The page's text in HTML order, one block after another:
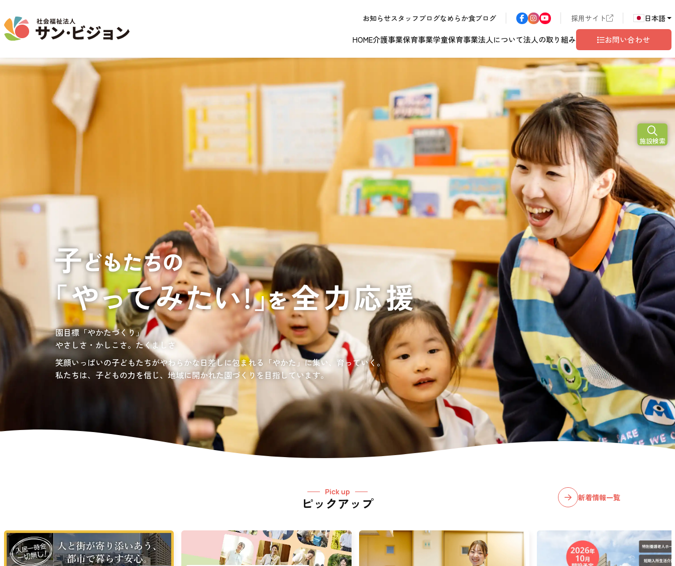
お知らせスタッフブログなめらか食ブログ 採用サイト 日本語
HOME介護事業
介護事業
江南エリア 岐阜エリア 長野エリア 東京都世田谷
複数条件検索
介護の相談に乗ってもらいたい
リハビリを受けたい
高齢者向けの部屋を借りたい
施設等に入所して介護、リハビリを受けたい
施設等に短期宿泊して介護、
施設等に通って介護、リハビリを受けたい
自宅に訪問してもらって
介護、リハビリを受けたい
通いや短期宿泊を組み合わせて介護、
リハビリを受けたい
福祉器具（車いす・ベッド等）を利用したい
認定こども園、保育園、学童を利用したい
保育事業
保育事業
ジョイフル守山保育園 ジョイフルドーム前こども園 ジョイフル多治見こども園
サン・サンこども園
グレイスフル塩尻
学童保育事業
学童保育事業
サン・サンスクール
東山公園
法人について
法人について
法人概要 / 組織図 理念 / クレド ロゴマークの由来
施設一覧 法人沿革 処遇改善加算について
法人の取り組み
法人の取り組み
活動報告 ノーリフティングポリシー 介護記録システム 地域共生
サンサンワイナリー サンサン研修センター 福祉リンク集
お問い合わせ
お問い合わせ
お問い合わせ一覧
ボランティアに関する
退職者実務経歴書
発行申請
ハラスメント
相談窓口
負担の少ない介護、ふれあいを大切にする介護、笑顔が溢れている介護を目指して。
愛知・岐阜・長野の3県下で38施設・151事業所の介護関連事業所を運営する
社会福祉法人サン・ビジョンでは、今後ますます高まる介護ニーズに幅広く対応していきます。
園目標「やかたづくり」
やさしさ・かしこさ。たくましさ
笑顔いっぱいの子どもたちがやわらかな日差しに包まれる「やかた」に集い、育っていく。
私たちは、子どもの力を信じ、地域に開かれた園づくりを目指しています。
サンサン・スクール東山公園では、小学生の児童が放課後安心して過ごせる環境を提供するとともに、
宿題・クラブ活動(英語・習字・選択)などの学習面にも力を入れて行っている学童保育所です。
NEW OPEN
2026年
10月
開設予定
通所介護
居宅介護支援
グレイスフル砧公園
東京都世田谷区大蔵3丁目4番12号
お問い合わせ先
03-6411-5781
担当：宮澤
Pick up
ピックアップ 新着情報一覧
施設検索